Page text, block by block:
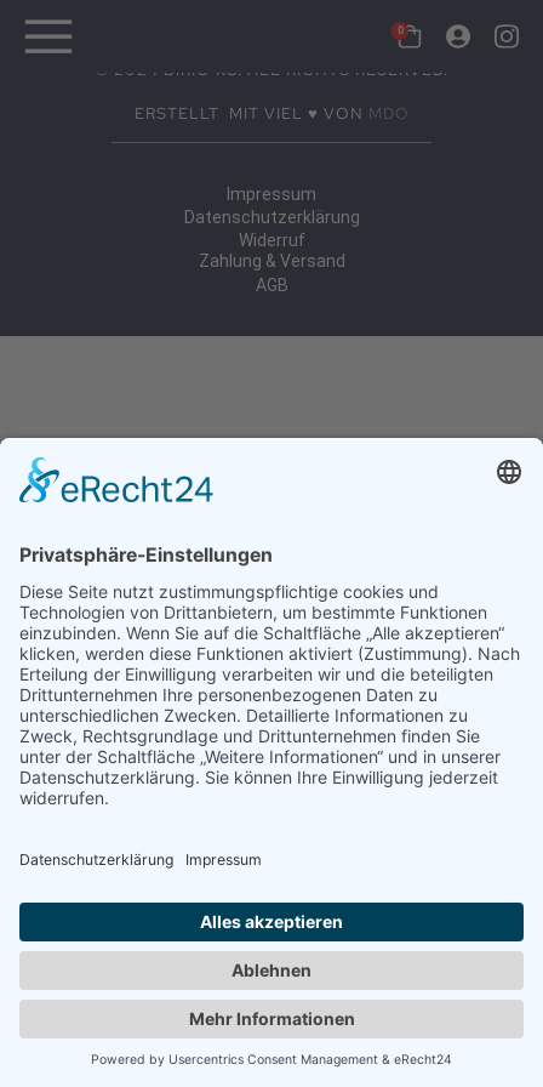
© 2024 BIRIO KG. ALL RIGHTS RESERVED.
ERSTELLT MIT VIEL ♥ VON MDO
Impressum
Datenschutzerklärung
Widerruf
Zahlung & Versand
AGB